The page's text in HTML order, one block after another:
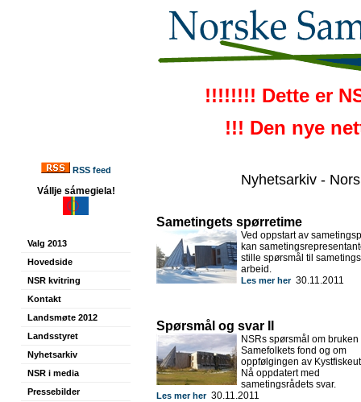
!!!!!!!! Dette er
!!! Den nye
RSS feed
Vállje sámegiela!
Valg 2013
Hovedside
NSR kvitring
Kontakt
Landsmøte 2012
Landsstyret
Nyhetsarkiv
NSR i media
Pressebilder
Nyhetsarkiv -
Sametingets spørretime
Ved oppstart av
kan
stille spørsmål til
arbeid.
Les mer her30.11.2011
Spørsmål og svar II
NSRs spørsmål om bruken
Samefolkets fond og om
oppfølgingen av
Nå oppdatert med
sametingsrådets svar.
Les mer her30.11.2011